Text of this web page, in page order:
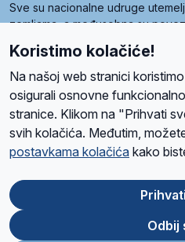
Sve su nacionalne udruge
zemljama, a međusobna su
Radio Maria). Svjetsku obitelj
kojima je i hrvatska Udruga Radio
O namaRadio ProgramVolonteri
Ova stranica je zaštićena
Store
Google
Play
Koristimo kolačiće!
Na našoj web stranici
osigurali osnovne
stranice. Klikom na "Prihvati
svih kolačića. Međutim,
postavkama kolačića kako
Odbij